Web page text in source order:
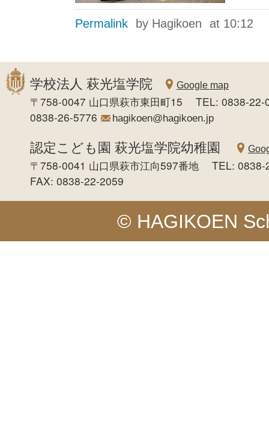
Permalink by Hagikoen at 10:12
学校法人 萩光塩学院 Google map
〒758-0047 山口県萩市東田町15 TEL: 0838-
0838-26-5776
hagikoen@hagikoen.jp
認定こども園 萩光塩学院幼稚園
〒758-0041 山口県萩市江向597番地 TEL:
FAX: 0838-22-2059
© HAGIKOEN